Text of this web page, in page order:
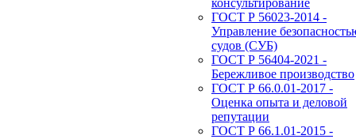
консультирование
ГОСТ Р 56023-2014 -
Управление
судов (СУБ)
ГОСТ Р 56404-2021 -
Бережливое производство
ГОСТ Р 66.0.01-2017 -
Оценка опыта и деловой
репутации
ГОСТ Р 66.1.01-2015 -